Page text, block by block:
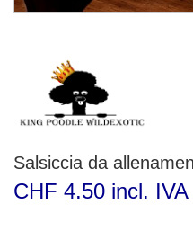
Salsiccia da
CHF 4.50 incl. IVA